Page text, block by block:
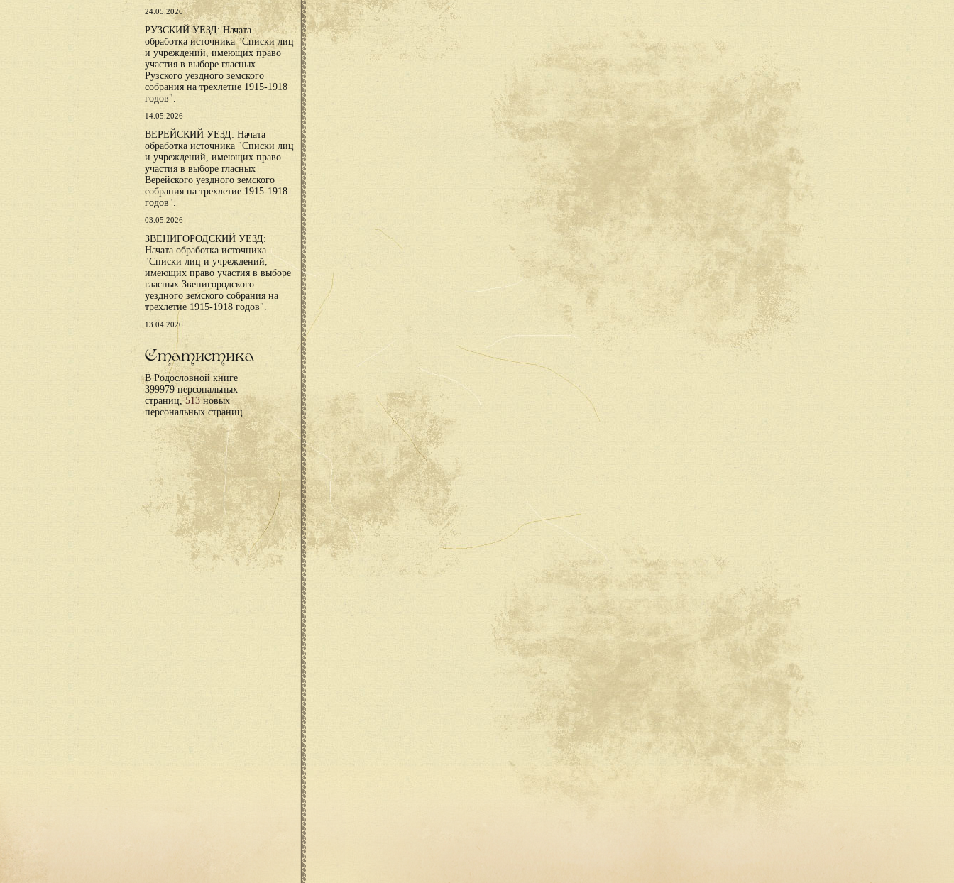
24.05.2026
РУЗСКИЙ УЕЗД: Начата
обработка источника "Списки лиц
и учреждений, имеющих право
участия в выборе гласных
Рузского уездного земского
собрания на трехлетие 1915-1918
годов".
14.05.2026
ВЕРЕЙСКИЙ УЕЗД: Начата
обработка источника "Списки лиц
и учреждений, имеющих право
участия в выборе гласных
Верейского уездного земского
собрания на трехлетие 1915-1918
годов".
03.05.2026
ЗВЕНИГОРОДСКИЙ УЕЗД:
Начата обработка источника
"Списки лиц и учреждений,
имеющих право участия в выборе
гласных Звенигородского
уездного земского собрания на
трехлетие 1915-1918 годов".
13.04.2026
Статистика
В Родословной книге
399979 персональных
страниц,513новых
персональных страниц